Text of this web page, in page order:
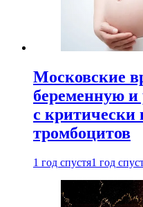
Московские
беременную и
с критически
тромбоцитов
1 год спустя1 год